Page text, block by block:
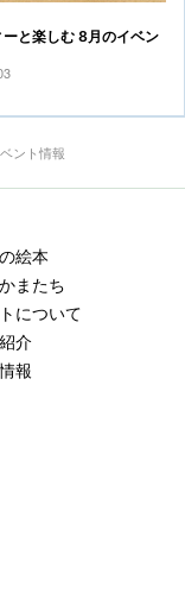
ーと楽しむ 8月のイベン
ント情報
絵本
またち
について
介
報